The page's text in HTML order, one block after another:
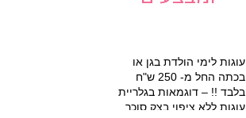
עוגות לימי הולדת בגן או
בכתה החל מ- 250 ש"ח
בלבד !! – דוגמאות בגלריית
עוגות ללא ציפוי בצק סוכר